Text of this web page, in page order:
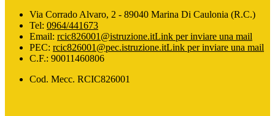
Via Corrado Alvaro, 2 - 89040 Marina Di Caulonia (R.C.)
Tel: 0964/441673
Email: rcic826001@istruzione.itLink per inviare una mail
PEC: rcic826001@pec.istruzione.itLink per inviare una mail
C.F.: 90011460806
Cod. Mecc. RCIC826001